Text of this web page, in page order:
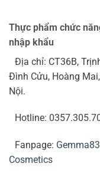
Thực phẩm chức
nhập khẩu
Địa chỉ: CT36B,
Đình Cửu, Hoàng
Nội.
Hotline:
Fanpage: Gemma83
Cosmetics